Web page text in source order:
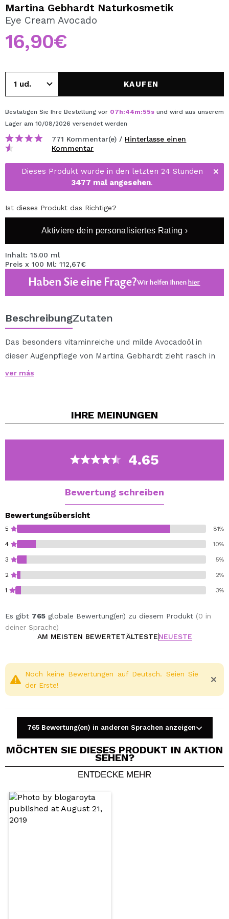
REGISTRIEREN
Durch die Erstellung eines Kontos bei Maquillalia.de
können Sie Ihre Einkäufe schnell tätigen, den Status Ihrer
Martina Gebhardt Naturkosmetik
Eye Cream Avocado
16,90€
KAUFEN
Bestätigen Sie Ihre Bestellung vor 07h:44m:55s und wird aus unserem
Lager am 10/08/2026 versendet werden
771 Kommentar(e) / Hinterlasse einen
Kommentar
Dieses Produkt wurde in den letzten 24 Stunden
3477 mal angesehen.
Ist dieses Produkt das Richtige?
Aktiviere dein personalisiertes Rating ›
Inhalt: 15.00 ml
Preis x 100 Ml: 112,67€
Haben Sie eine Frage?Wir helfen Ihnenhier
BeschreibungZutaten
Das besonders vitaminreiche und milde Avocadoöl in
dieser Augenpflege von Martina Gebhardt zieht rasch in
die Haut ein, glättet und elastiziert diese empfindliche
Pflegeprodukten von Martina Gebhardt!
ver más
IHRE MEINUNGEN
4.65
Bewertung schreiben
Bewertungsübersicht
5 81%
4 10%
3 5%
2 2%
1 3%
Es gibt 765 globale Bewertung(en) zu diesem Produkt (0 in
deiner Sprache)
AM MEISTEN BEWERTETÄLTESTENEUESTE
Ein Video oder Foto teilen
Würden Sie diesen Kauf empfehlen?
Noch keine Bewertungen auf Deutsch. Seien Sie
der Erste!
765 Bewertung(en) in anderen Sprachen anzeigen
MÖCHTEN SIE DIESES PRODUKT IN AKTION
SEHEN?
ENTDECKE MEHR